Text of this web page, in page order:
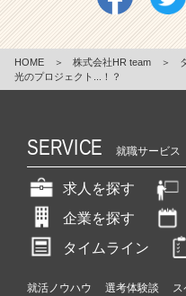
HOME ＞ 株式会社HR team ＞
光のプロジェクト...！？
SERVICE 就職サービス
求人を探す
企業を探す
タイムライン
就活ノウハウ 選考体験談 ス